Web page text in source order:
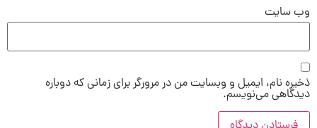
وب‌ سایت
ذخیره نام، ایمیل و وبسایت من در مرورگر برای زمانی که دوباره
دیدگاهی می‌نویسم.